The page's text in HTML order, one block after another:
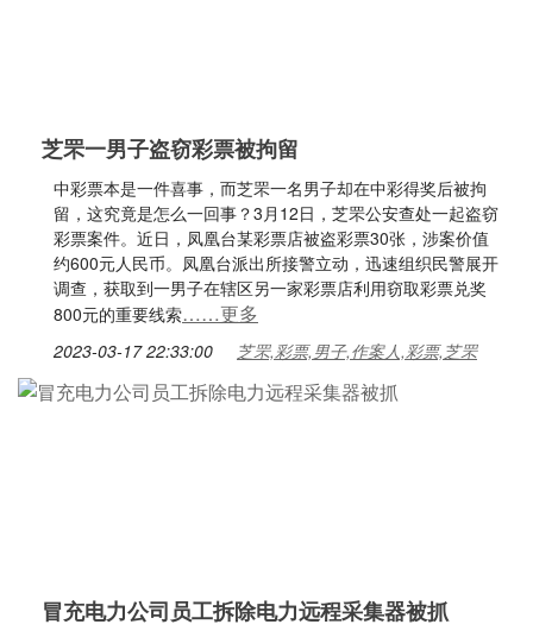
芝罘一男子盗窃彩票被拘留
中彩票本是一件喜事，而芝罘一名男子却在中彩得奖后被拘
留，这究竟是怎么一回事？3月12日，芝罘公安查处一起盗窃
彩票案件。近日，凤凰台某彩票店被盗彩票30张，涉案价值
约600元人民币。凤凰台派出所接警立动，迅速组织民警展开
调查，获取到一男子在辖区另一家彩票店利用窃取彩票兑奖
800元的重要线索……更多
2023-03-17 22:33:00 芝罘,彩票,男子,作案人,彩票,芝罘
冒充电力公司员工拆除电力远程采集器被抓